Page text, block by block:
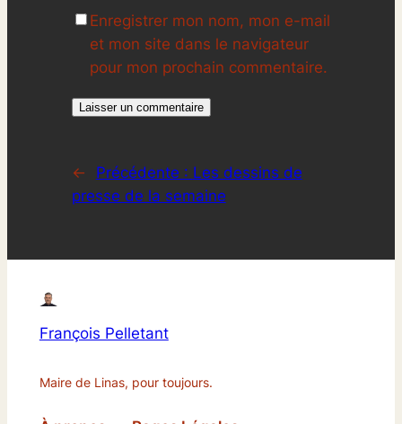
Enregistrer mon nom, mon e-mail
et mon site dans le navigateur
pour mon prochain commentaire.
← Précédente : Les dessins de
presse de la semaine
François Pelletant
Maire de Linas, pour toujours.